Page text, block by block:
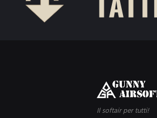
Il softair per tutti!